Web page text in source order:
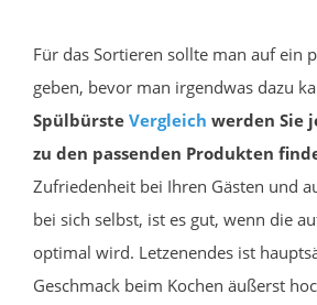
Für das Sortieren sollte man auf ein
geben, bevor man irgendwas dazu
Spülbürste Vergleich werden Sie
zu den passenden Produkten
Zufriedenheit bei Ihren Gästen und
bei sich selbst, ist es gut, wenn die
optimal wird. Letzenendes ist
Geschmack beim Kochen äußerst